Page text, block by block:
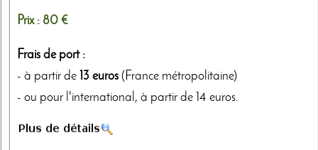
Prix : 80 €
Frais de port :
- à partir de 13 euros (France métropolitaine)
- ou pour l'international, à partir de 14 euros.